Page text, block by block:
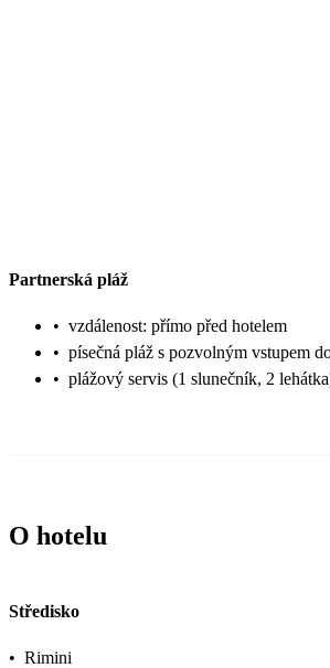
Partnerská pláž
• vzdálenost: přímo před hotelem
• písečná pláž s pozvolným vstupem
• plážový servis (1 slunečník, 2
O hotelu
Středisko
• Rimini